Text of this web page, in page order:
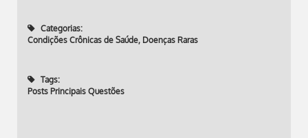
Categorias:
Condições Crônicas de Saúde, Doenças Raras
Tags:
Posts Principais Questões